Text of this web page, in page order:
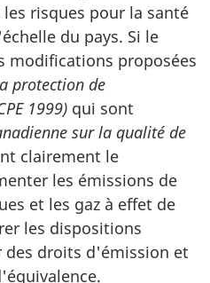
risques pour la santé
du pays. Si le
modifications proposées
protection de
1999) qui sont
sur la qualité de
clairement le
les émissions de
et les gaz à effet de
les dispositions
droits d'émission et